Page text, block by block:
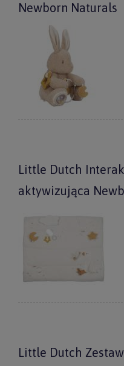
Newborn Naturals
Little Dutch
aktywizująca
Little Dutch